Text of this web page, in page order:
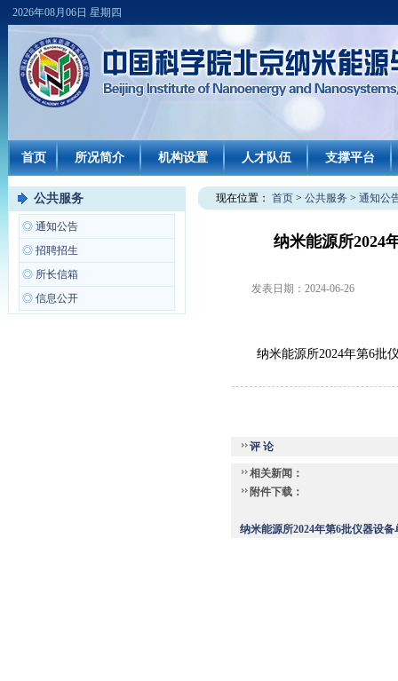
2026年08月06日 星期四
首页 所况简介 机构设置 人才队伍 支撑平台
公共服务
◎ 通知公告
◎ 招聘招生
◎ 所长信箱
◎ 信息公开
现在位置： 首页> 公共服务 > 通知公
纳米能源所2024
发表日期： 2024-06-26
纳米能源所2024年第6批仪
评 论
相关新闻：
附件下载：
纳米能源所2024年第6批仪器设